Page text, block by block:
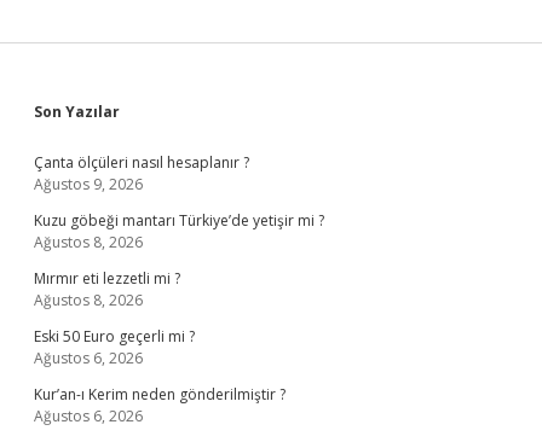
Sidebar
Son Yazılar
Çanta ölçüleri nasıl hesaplanır ?
Ağustos 9, 2026
Kuzu göbeği mantarı Türkiye’de yetişir mi ?
Ağustos 8, 2026
Mırmır eti lezzetli mi ?
Ağustos 8, 2026
Eski 50 Euro geçerli mi ?
Ağustos 6, 2026
Kur’an-ı Kerim neden gönderilmiştir ?
Ağustos 6, 2026